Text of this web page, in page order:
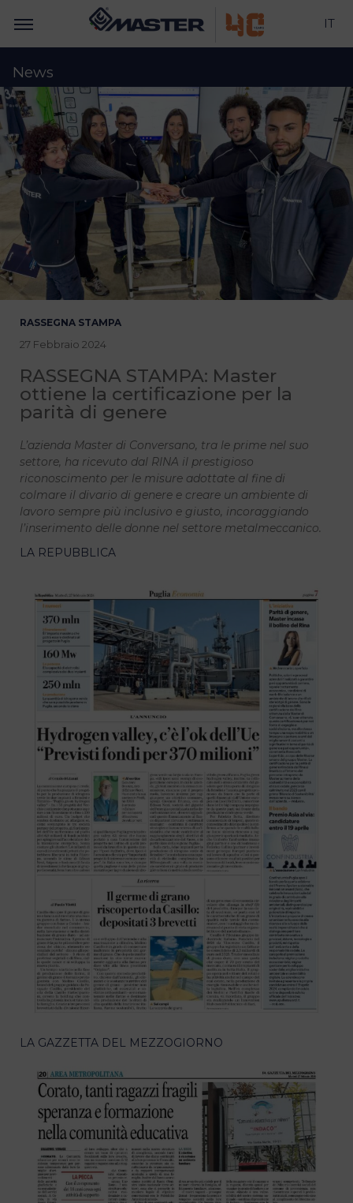
IT
News
RASSEGNA STAMPA
27 Febbraio 2024
RASSEGNA STAMPA: Master
ottiene la certificazione per la
parità di genere
L’azienda Master di Conversano, tra le prime nel suo
settore, ha ricevuto dal RINA il prestigioso
riconoscimento per le misure adottate al fine di
colmare il divario di genere e creare un ambiente di
lavoro sempre più inclusivo e giusto, incoraggiando
l’inserimento delle donne nel settore metalmeccanico.
LA REPUBBLICA
LA GAZZETTA DEL MEZZOGIORNO